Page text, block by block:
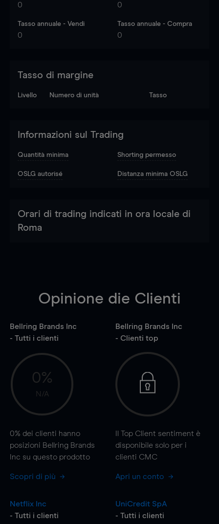
0 0
Tasso annuale - Vendi
0
Tasso annuale - Compra
0
Tasso di margine
Livello Numero di unità Tasso
Informazioni sul Trading
Quantità minima Shorting permesso
OSLG autorisé Distanza minima OSLG
Orari di trading indicati in ora locale di
Roma
Opinione die Clienti
Bellring Brands Inc
- Tutti i clienti
0%
N/A
0% dei clienti hanno
posizioni Bellring Brands
Inc su questo prodotto
Scopri di più
Bellring Brands Inc
- Clienti top
Il Top Client sentiment è
disponibile solo per i
clienti CMC
Apri un conto
Netflix Inc
- Tutti i clienti
UniCredit SpA
- Tutti i clienti